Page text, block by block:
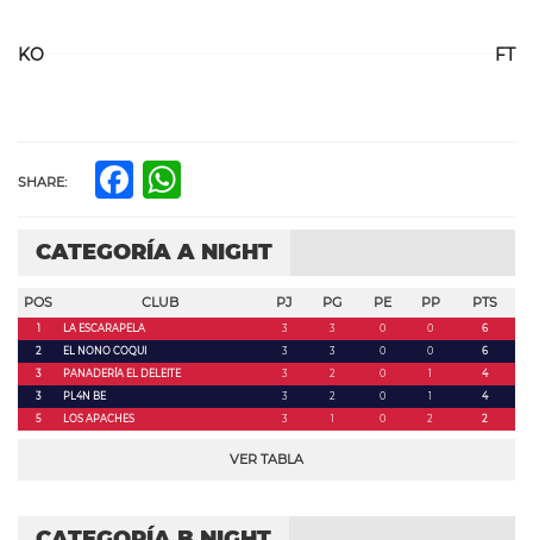
KO FT
SHARE: Facebook
CATEGORÍA A NIGHT
POS CLUB PJ PG PE PP PTS
1 LA ESCARAPELA 3 3 0 0
6
2
EL NONO COQUI 3 3 0 0
6
3
PANADERÍA EL DELEITE 3 2 0 1
4
3
PL4N BE 3 2 0 1
4
5
LOS APACHES 3 1 0 2 2
VER TABLA